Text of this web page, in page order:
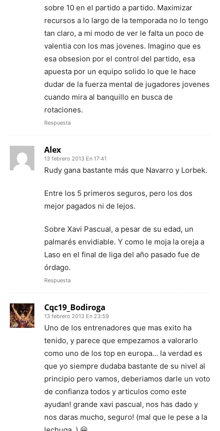
sobre 10 en el partido a partido. Maximizar
recursos a lo largo de la temporada no lo tengo
tan claro, a mi modo de ver le falta un poco de
valentia con los mas jovenes. Imagino que es
esa obsesion por el control del partido, esa
apuesta por un equipo solido lo que le hace
dudar de la fuerza mental de jugadores jovenes
cuando mira al banquillo en busca de
rotaciones.
Respuesta
Alex
13 febrero 2013 En 17:41
Rudy gana bastante más que Navarro y Lorbek.
Entre los 5 primeros seguros, pero los dos
mejor pagados ni de lejos.
Sobre Xavi Pascual, a pesar de su edad, un
palmarés envidiable. Y como le moja la oreja a
Laso en el final de liga del año pasado fue de
órdago.
Respuesta
Cqc19_Bodiroga
13 febrero 2013 En 23:59
Uno de los entrenadores que mas exito ha
tenido, y parece que empezamos a valorarlo
como uno de los top en europa… la verdad es
que yo siempre dudaba bastante de su nivel al
principio pero vamos, deberiamos darle un voto
de confianza todos y articulos como este
ayudan! grande xavi pascual, nos has dado y
nos daras mucho, seguro! (mal que le pese a la